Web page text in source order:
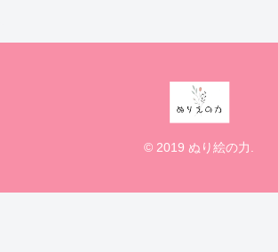
© 2019 ぬり絵の力.